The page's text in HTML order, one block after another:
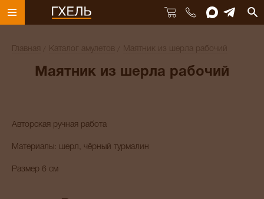
Главная Каталог амулетов Маятник из шерла рабочий
Маятник из шерла рабочий
Авторская ручная работа
Материалы: шерл, чёрный турмалин
Размер 6 см